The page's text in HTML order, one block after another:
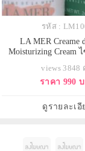
รหัส :
LA MER Creame
Moisturizing Cream
ชุ่มชื่นพิเศษ ช่วยให้เ
รอยลดเลือนลง ผิวแล
กระจ่างใส เปล่งประก
views 3848
ราคา 990
ดูรายละเอี